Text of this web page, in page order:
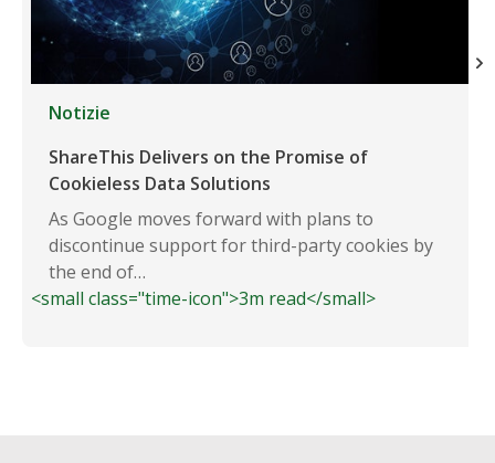
Notizie
ShareThis Delivers on the Promise of
Cookieless Data Solutions
As Google moves forward with plans to
discontinue support for third-party cookies by
the end of…
<small class="time-icon">3m read</small>